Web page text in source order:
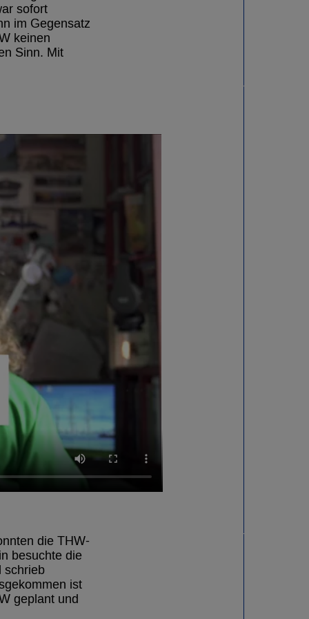
sofort
im Gegensatz
keinen
Sinn. Mit
die THW-
besuchte die
schrieb
ist
geplant und